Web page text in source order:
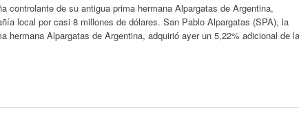
controlante de su antigua prima hermana Alpargatas de Argentina,
local por casi 8 millones de dólares. San Pablo Alpargatas (SPA), la
hermana Alpargatas de Argentina, adquirió ayer un 5,22% adicional de la